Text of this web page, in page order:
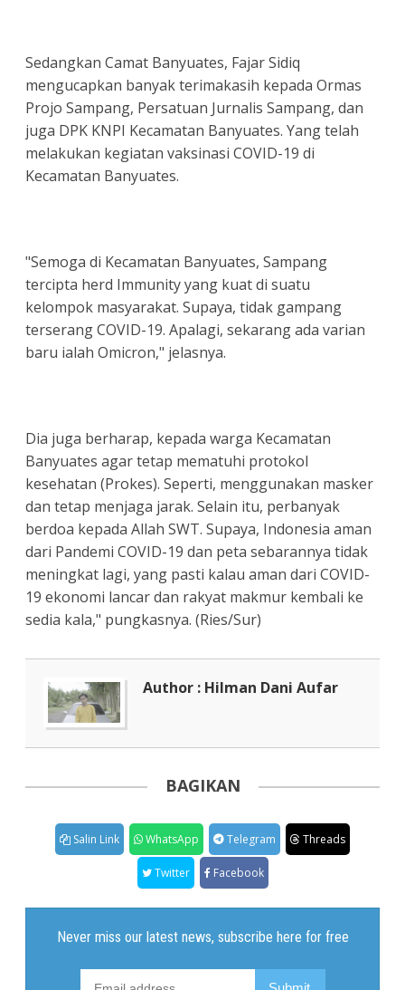
Sedangkan Camat Banyuates, Fajar Sidiq
mengucapkan banyak terimakasih kepada Ormas
Projo Sampang, Persatuan Jurnalis Sampang, dan
juga DPK KNPI Kecamatan Banyuates. Yang telah
melakukan kegiatan vaksinasi COVID-19 di
Kecamatan Banyuates.
"Semoga di Kecamatan Banyuates, Sampang
tercipta herd Immunity yang kuat di suatu
kelompok masyarakat. Supaya, tidak gampang
terserang COVID-19. Apalagi, sekarang ada varian
baru ialah Omicron," jelasnya.
Dia juga berharap, kepada warga Kecamatan
Banyuates agar tetap mematuhi protokol
kesehatan (Prokes). Seperti, menggunakan masker
dan tetap menjaga jarak. Selain itu, perbanyak
berdoa kepada Allah SWT. Supaya, Indonesia aman
dari Pandemi COVID-19 dan peta sebarannya tidak
meningkat lagi, yang pasti kalau aman dari COVID-
19 ekonomi lancar dan rakyat makmur kembali ke
sedia kala," pungkasnya. (Ries/Sur)
Author : Hilman Dani Aufar
BAGIKAN
Salin Link WhatsApp Telegram Threads
Twitter Facebook